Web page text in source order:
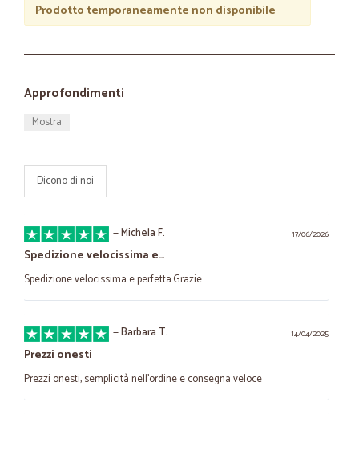
Prodotto temporaneamente non disponibile
Approfondimenti
Mostra
Dicono di noi
17/06/2026
—Michela F.
Spedizione velocissima e…
Spedizione velocissima e perfetta.Grazie.
14/04/2025
—Barbara T.
Prezzi onesti
Prezzi onesti, semplicità nell'ordine e consegna veloce